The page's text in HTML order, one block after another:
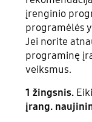
įrenginio
programėlės
Jei norite
programinę
veiksmus.
1 žingsnis.
įrang.